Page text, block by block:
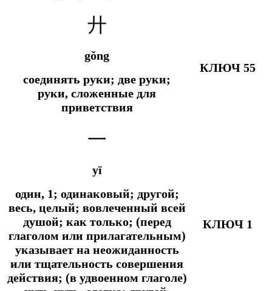
廾
gǒng
соединять руки; две руки;
руки, сложенные для
приветствия
КЛЮЧ 55
一
yī
один, 1; одинаковый; другой;
весь, целый; вовлеченный всей
душой; как только; (перед
глаголом или прилагательным)
указывает на неожиданность
или тщательность совершения
действия; (в удвоенном глаголе)
КЛЮЧ 1